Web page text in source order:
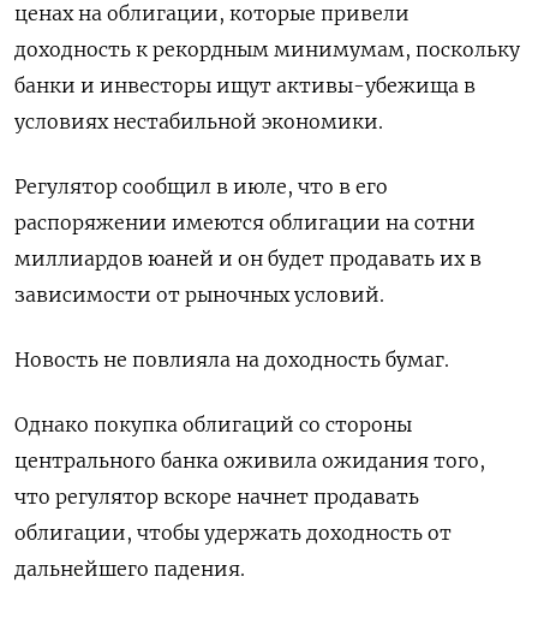
ценах на облигации, которые привели
доходность к рекордным минимумам, поскольку
банки и инвесторы ищут активы-убежища в
условиях нестабильной экономики.
Регулятор сообщил в июле, что в его
распоряжении имеются облигации на сотни
миллиардов юаней и он будет продавать их в
зависимости от рыночных условий.
Новость не повлияла на доходность бумаг.
Однако покупка облигаций со стороны
центрального банка оживила ожидания того,
что регулятор вскоре начнет продавать
облигации, чтобы удержать доходность от
дальнейшего падения.